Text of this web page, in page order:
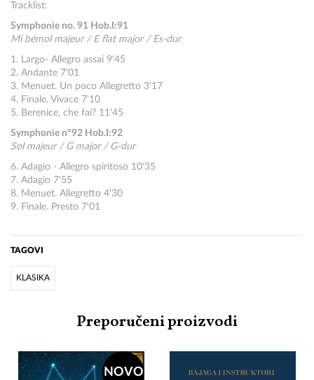
Tracklist:
Symphonie no. 91 Hob.I:91
Mi bémol majeur / E flat major / Es-dur
1. Largo- Allegro assai 9'45
2. Andante 7'01
3. Menuet. Un poco Allegretto 3'17
4. Finale. Vivace 7'10
5. Berenice, che fai? 11'45
Symphonie n°92 Hob.I:92
Sol majeur / G major / G-dur
6. Adagio - Allegro spiritoso 10'35
7. Adagio 7'55
8. Menuet. Allegretto 4'30
9. Finale. Presto 7'01
TAGOVI
KLASIKA
Preporučeni proizvodi
NOVO